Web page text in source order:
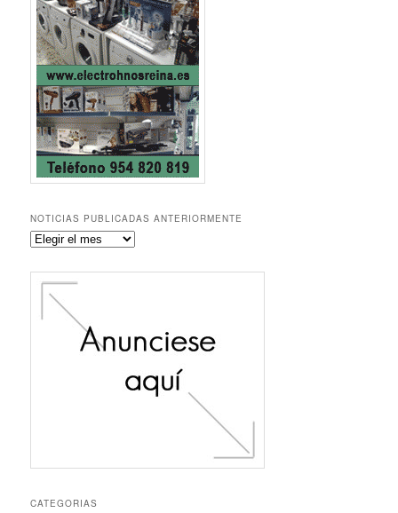
NOTICIAS PUBLICADAS ANTERIORMENTE
Noticias
anteriormente
CATEGORIAS